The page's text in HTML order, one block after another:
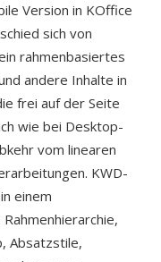
Version in KOffice
sich von
rahmenbasiertes
andere Inhalte in
frei auf der Seite
wie bei Desktop-
vom linearen
KWD-
einem
Absatzstile,